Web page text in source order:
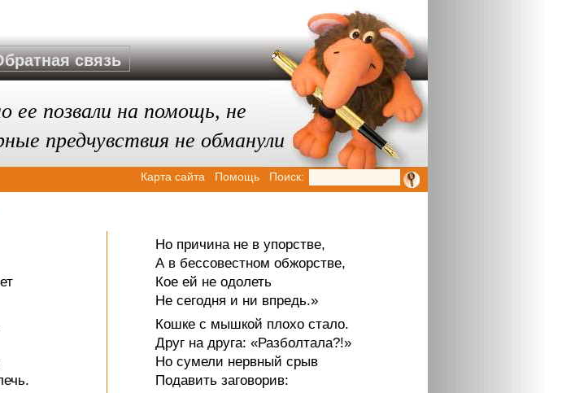
связь
позвали на помощь, не
предчувствия не обманули
Карта сайта Помощь Поиск:
Но причина не в упорстве,
А в бессовестном обжорстве,
Кое ей не одолеть
Не сегодня и ни впредь.»
Кошке с мышкой плохо стало.
Друг на друга: «Разболтала?!»
Но сумели нервный срыв
Подавить заговорив: